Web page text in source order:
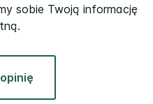
sobie Twoją informację